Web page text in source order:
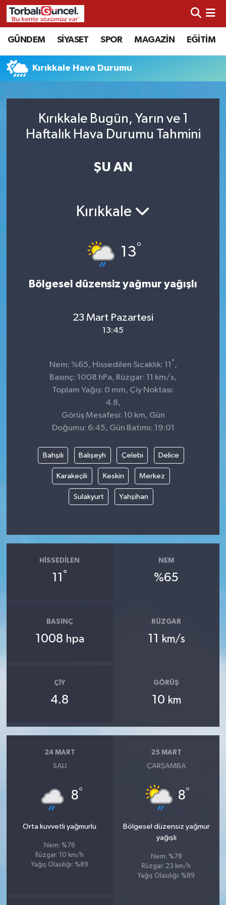
GÜNDEM SİYASET SPOR MAGAZİN EĞİTİM
Kırıkkale Hava Durumu
Kırıkkale Bugün, Yarın ve 1
Haftalık Hava Durumu Tahmini
ŞU AN
Kırıkkale
13°
Bölgesel düzensiz yağmur yağışlı
23 Mart Pazartesi
13:45
Nem: %65, Hissedilen Sıcaklık: 11 ° ,
Basınç: 1008 hPa, Rüzgar: 11 km/s,
Toplam Yağış: 0 mm, Çiy Noktası:
4.8,
Görüş Mesafesi: 10 km, Gün
Doğumu: 6:45, Gün Batımı: 19:01
Bahşılı Balışeyh Çelebi Delice
Karakeçili Keskin Merkez
Sulakyurt Yahşihan
HISSEDILEN
11 °
NEM
%65
BASINÇ
1008 hpa
RÜZGAR
11 km/s
ÇIY
4.8
GÖRÜŞ
10 km
24 MART
SALI
8°
Orta kuvvetli yağmurlu
Nem: %76
Rüzgar: 10 km/h
Yağış Olasılığı: %89
25 MART
ÇARŞAMBA
8°
Bölgesel düzensiz yağmur
yağışlı
Nem: %78
Rüzgar: 23 km/h
Yağış Olasılığı: %89
İzmir Nöbetçi Eczaneler
İzmir Hava Durumu
İzmir Trafik Yoğunluk Haritası
Süper Lig Puan Durumu ve Fikstür